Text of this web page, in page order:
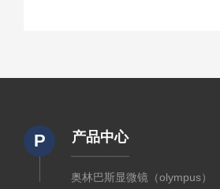
P 产品中心
奥林巴斯显微镜（olympus）